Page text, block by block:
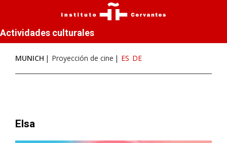
Actividades culturales
MUNICH Proyección de cine ES DE
Elsa